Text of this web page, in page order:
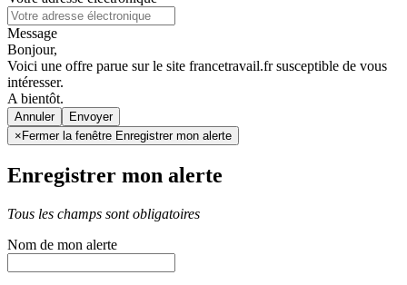
Message
Bonjour,
Voici une offre parue sur le site francetravail.fr susceptible de vous
intéresser.
A bientôt.
Annuler
× Fermer la fenêtre Enregistrer mon alerte
Enregistrer mon alerte
Tous les champs sont obligatoires
Nom de mon alerte